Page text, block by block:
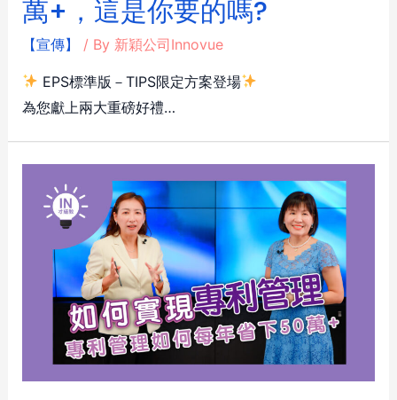
萬+，這是你要的嗎?
【宣傳】 / By 新穎公司Innovue
EPS標準版－TIPS限定方案登場
為您獻上兩大重磅好禮…